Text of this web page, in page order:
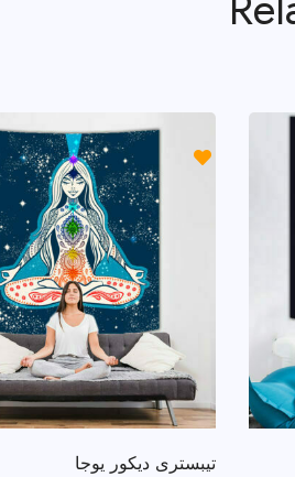
تيبسترى ديكور يوجا